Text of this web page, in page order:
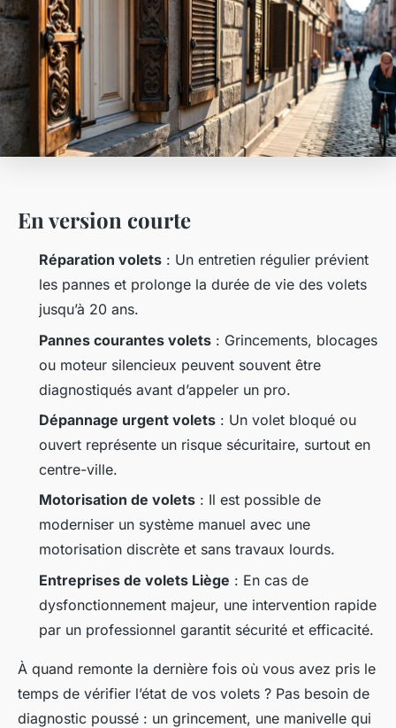
En version courte
Réparation volets : Un entretien régulier prévient
les pannes et prolonge la durée de vie des volets
jusqu’à 20 ans.
Pannes courantes volets : Grincements, blocages
ou moteur silencieux peuvent souvent être
diagnostiqués avant d’appeler un pro.
Dépannage urgent volets : Un volet bloqué ou
ouvert représente un risque sécuritaire, surtout en
centre-ville.
Motorisation de volets : Il est possible de
moderniser un système manuel avec une
motorisation discrète et sans travaux lourds.
Entreprises de volets Liège : En cas de
dysfonctionnement majeur, une intervention rapide
par un professionnel garantit sécurité et efficacité.
À quand remonte la dernière fois où vous avez pris le
temps de vérifier l’état de vos volets ? Pas besoin de
diagnostic poussé : un grincement, une manivelle qui